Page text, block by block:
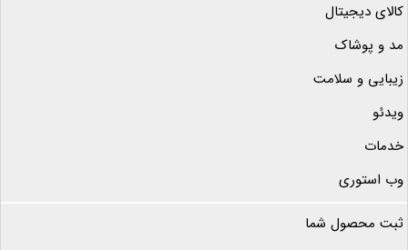
کالای دیجیتال
مد و پوشاک
زیبایی و سلامت
ویدئو
خدمات
وب استوری
ثبت محصول شما